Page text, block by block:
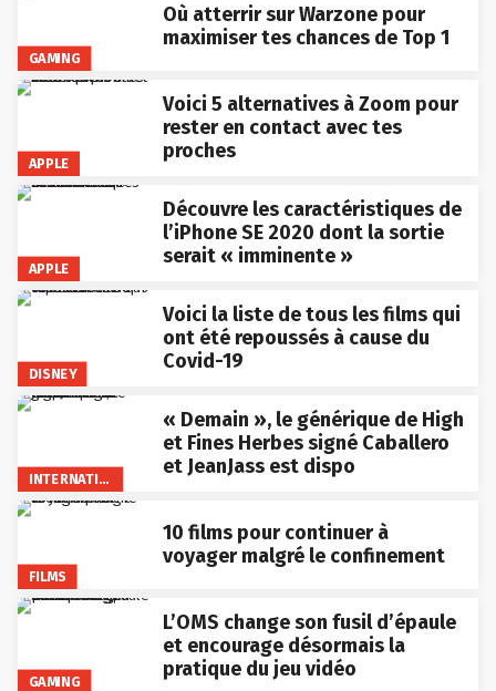
GAMING
Où atterrir sur Warzone pour
maximiser tes chances de Top 1
APPLE
Voici 5 alternatives à Zoom pour
rester en contact avec tes
proches
APPLE
Découvre les caractéristiques de
l’iPhone SE 2020 dont la sortie
serait « imminente »
DISNEY
Voici la liste de tous les films qui
ont été repoussés à cause du
Covid-19
INTERNATIONAL
« Demain », le générique de High
et Fines Herbes signé Caballero
et JeanJass est dispo
FILMS
10 films pour continuer à
voyager malgré le confinement
GAMING
L’OMS change son fusil d’épaule
et encourage désormais la
pratique du jeu vidéo